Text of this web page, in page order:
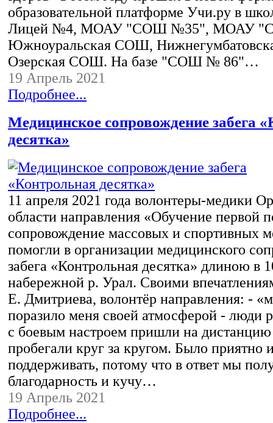
образовательной платформе Учи.ру в
Лицей №4, МОАУ "СОШ №35", МОАУ
Южноуральская СОШ,
Озерская СОШ. На базе "СОШ № 86"…
19 Апрель 2021
Подробнее...
Медицинское сопровождение забега
десятка»
11 апреля 2021 года волонтеры-медики
области направления «Обучение первой
сопровождение массовых и спортивных
помогли в организации медицинского
забега «Контрольная десятка» длиною в
набережной р. Урал. Своими
Е. Дмитриева, волонтёр направления: -
поразило меня своей атмосферой - люди
с боевым настроем пришли на
пробегали круг за кругом. Было приятно
поддерживать, потому что в ответ мы
благодарность и кучу…
19 Апрель 2021
Подробнее...